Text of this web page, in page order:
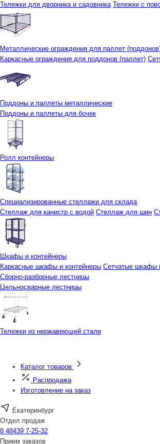
Тележки для дворника и садовника Тележки с
Металлические ограждения для паллет
Каркасные ограждения для поддонов (паллет)
Поддоны и паллеты металлические
Поддоны и паллеты для бочек
Ролл контейнеры
Специализированные стеллажи для склада
Стеллаж для канистр с водой Стеллаж для шин
Шкафы и контейнеры
Каркасные шкафы и контейнеры Сетчатые шкафы
Сборно-разборные лестницы
Цельносварные лестницы
Тележки из нержавеющей стали
Каталог товаров
Распродажа
Изготовление на заказ
Екатеринбург
Отдел продаж
8 48439 7-25-32
Прием заказов